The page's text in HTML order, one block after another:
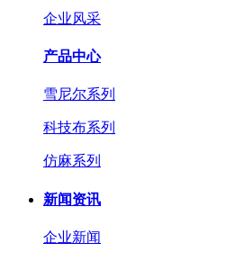
企业风采
产品中心
雪尼尔系列
科技布系列
仿麻系列
新闻资讯
企业新闻